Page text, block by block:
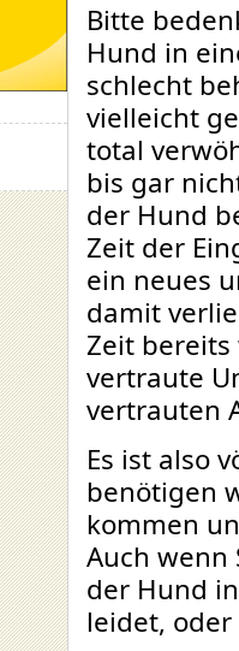
Bitte
Hund in
schlecht
vielleicht
total
bis gar
der Hund
Zeit der
ein neues
damit
Zeit
vertraute
vertrauten
Es ist also
benötigen
kommen
Auch wenn
der Hund
leidet,